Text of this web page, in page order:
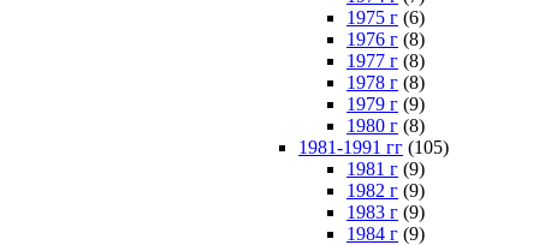
1975 г (6)
1976 г (8)
1977 г (8)
1978 г (8)
1979 г (9)
1980 г (8)
1981-1991 гг (105)
1981 г (9)
1982 г (9)
1983 г (9)
1984 г (9)